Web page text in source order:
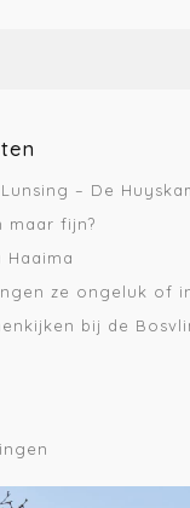
– De
maar fijn?
Haaima
ze ongeluk of
bij de